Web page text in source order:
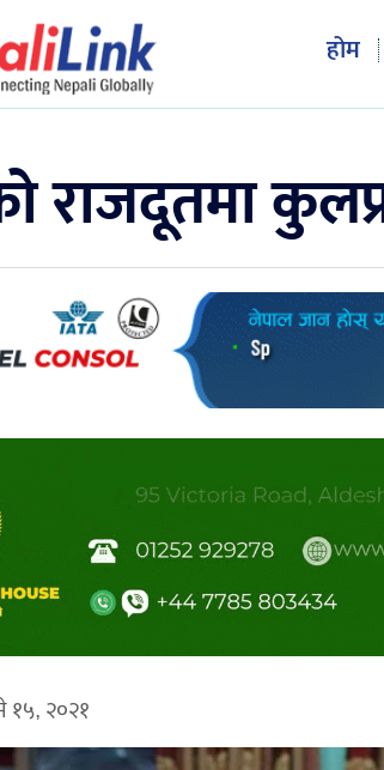
होम
राजदूतमा
१५, २०२१